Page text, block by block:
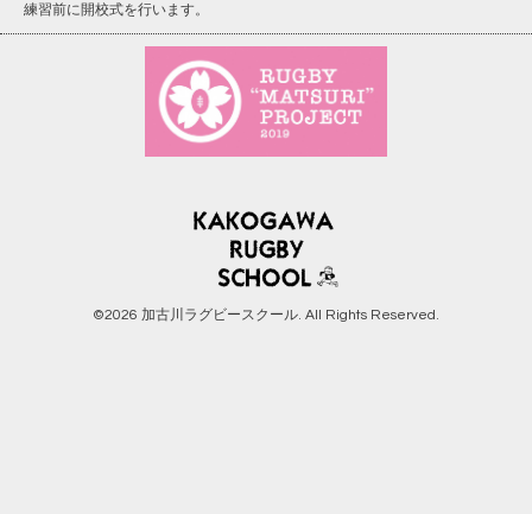
練習前に開校式を行います。
©2026 加古川ラグビースクール. All Rights Reserved.